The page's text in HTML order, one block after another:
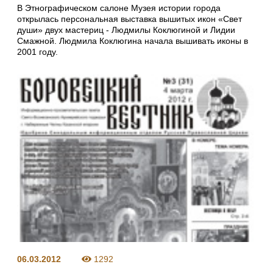
В Этнографическом салоне Музея истории города
открылась персональная выставка вышитых икон «Свет
души» двух мастериц - Людмилы Коклюгиной и Лидии
Смажной. Людмила Коклюгина начала вышивать иконы в
2001 году.
06.03.2012 1292